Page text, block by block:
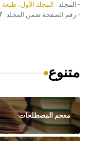
- المجلد : المجلد الأول، طبعة 1998، دمشق
- رقم الصفحة ضمن المجلد :
متنوع
معجم المصطلحات